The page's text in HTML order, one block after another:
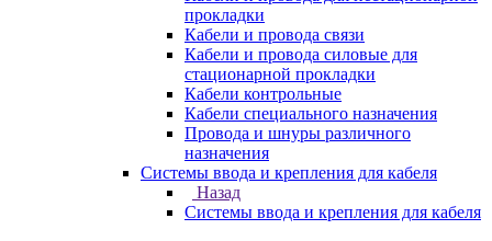
прокладки
Кабели и провода связи
Кабели и провода силовые для
стационарной прокладки
Кабели контрольные
Кабели специального назначения
Провода и шнуры различного
назначения
Системы ввода и крепления для кабеля
Назад
Системы ввода и крепления для кабеля